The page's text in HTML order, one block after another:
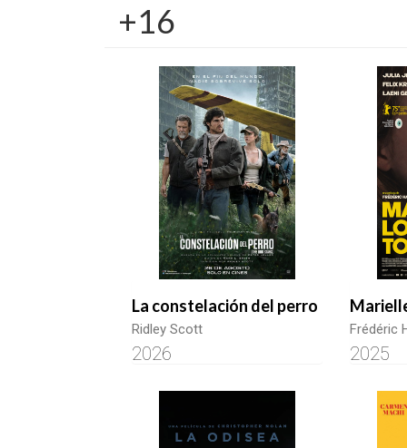
+16
La constelación del perro
Ridley Scott
2026
Frédéric
2025